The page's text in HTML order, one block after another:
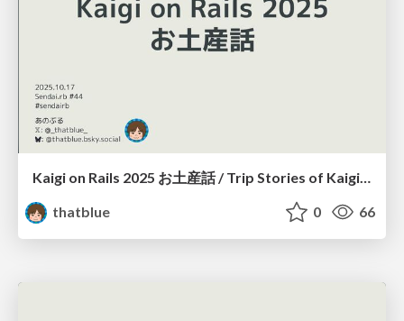
Kaigi on Rails 2025 お土産話 / Trip Stories of Kaigi on Rails 2025
thatblue
0 66